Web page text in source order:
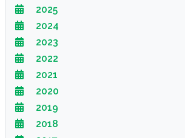
2025
2024
2023
2022
2021
2020
2019
2018